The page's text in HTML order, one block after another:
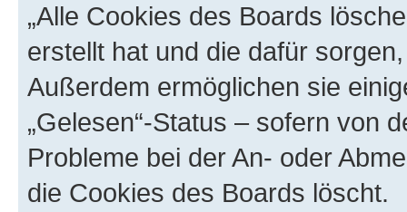
„Alle Cookies des Boards
erstellt hat und die dafür
Außerdem ermöglichen sie
„Gelesen“-Status – sofern von
Probleme bei der An- oder
die Cookies des Boards löscht.